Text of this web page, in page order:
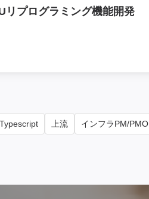
リプログラミング機能開発
Typescript 上流 インフラPM/PMO